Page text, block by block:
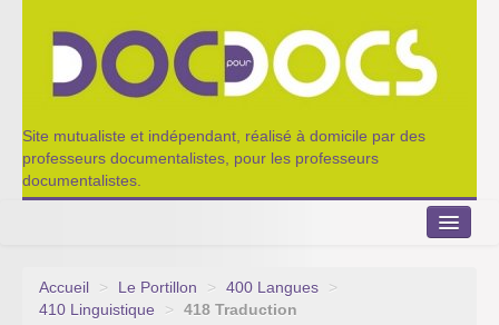
Site mutualiste et indépendant, réalisé à domicile par des
professeurs documentalistes, pour les professeurs
documentalistes.
Le Portillon
Accueil > Le Portillon > 400 Langues
>
410 Linguistique
> 418 Traduction